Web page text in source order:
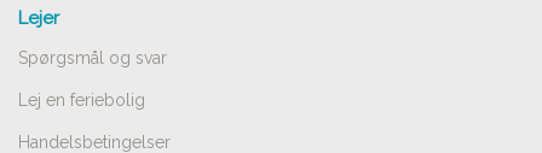
Lejer
Spørgsmål og svar
Lej en feriebolig
Handelsbetingelser